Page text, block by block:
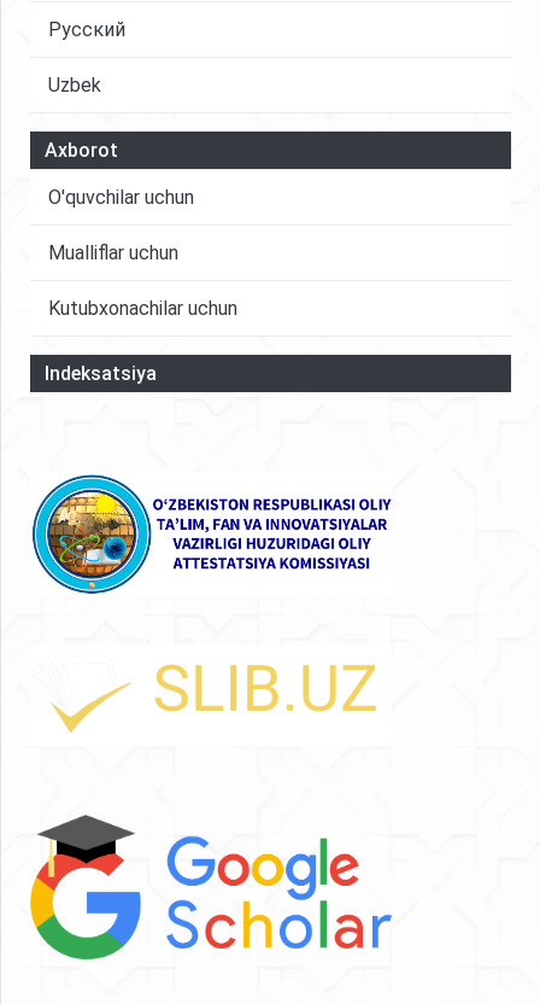
sanoati nafaqat muammolarini yengibgina qolmay,
hamjamiyatlarga foyda keltirish bilan birga ravnaq
Русский
Uzbek
Axborot
O'quvchilar uchun
Mualliflar uchun
Kutubxonachilar uchun
Indeksatsiya